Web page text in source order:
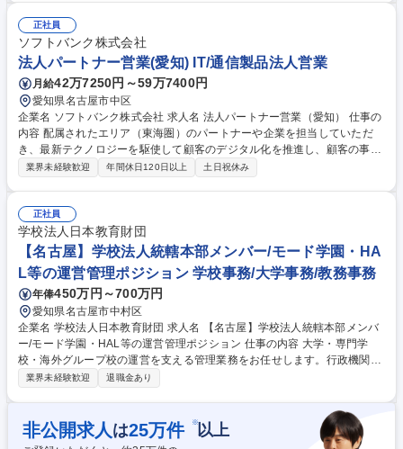
Sサーバの運用・管理 ■クラウド（AWS）の導入推進、サーバー ■ネット
ワークの運用・管理 ■M365の運用・管理(Exchange,OneDrive,SharePoin
t,Teams) ■BOXの運用・管理 ■資産管理システムの運用・管理 ■クラウド
認証基盤の運用・管理 ■最新のIT知識の習得（セキュリティ・AIなど）■そ
の他ITサービス／運用・社内展開 募集職種 【名古屋】社内SE/ITサポー
ト・インフラ運用管理 ★ウレタン国内トップシェア
正社員
ソフトバンク株式会社
法人パートナー営業(愛知) IT/通信製品法人営業
月給42万7250円～59万7400円
愛知県名古屋市中区
企業名 ソフトバンク株式会社 求人名 法人パートナー営業（愛知） 仕事の
内容 配属されたエリア（東海圏）のパートナーや企業を担当していただ
き、最新テクノロジーを駆使して顧客のデジタル化を推進し、顧客の事業
拡大を支援します。 パートナー営業担当としてパートナーと共に、お客さ
支援 ■顧客に対する提案活動やリレーション維持強化活動 【ミッション】
当社のサービスやソリューションを活用しながらお客さまのデジタル化に
貢献します。 募集職種 法人パートナー営業（愛知）
業界未経験歓迎 年間休日120日以上 土日祝休み
正社員
学校法人日本教育財団
【名古屋】学校法人統轄本部メンバー/モード学園・HA
L等の運営管理ポジション 学校事務/大学事務/教務事務
年俸450万円～700万円
愛知県名古屋市中村区
企業名 学校法人日本教育財団 求人名 【名古屋】学校法人統轄本部メンバ
ー/モード学園・HAL等の運営管理ポジション 仕事の内容 大学・専門学
校・海外グループ校の運営を支える管理業務をお任せします。行政機関へ
の各種申請の書類確認、契約関連チェック、各校の運営サポート、会議運
庁への申請書類作成および内容確認/契約書の確認等（必要に応じて顧問弁
護士との連携あり）/広報・印刷物内容の確認/内部稟議書類の確認/海外拠
点との連絡/理事会・法人運営会議（6月・9月・12月・3月）、年度初めに
業界未経験歓迎 退職金あり
非公開求人 は25万件 ※以上